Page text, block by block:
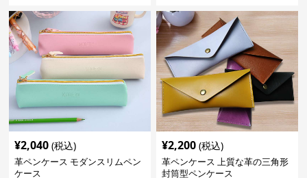
¥2,040 (税込)
革ペンケース モダンスリムペン
ケース
¥2,200 (税込)
革ペンケース 上質な革の三角形
封筒型ペンケース